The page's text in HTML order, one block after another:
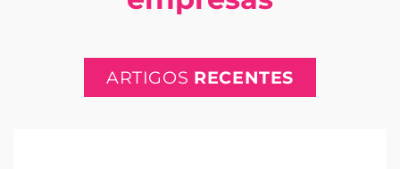
ARTIGOS RECENTES